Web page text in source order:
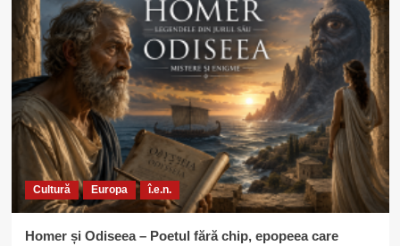
Cultură Europa î.e.n.
Homer și Odiseea – Poetul fără chip, epopeea care